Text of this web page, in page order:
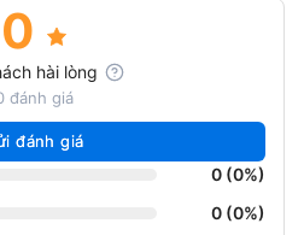
Super AMOLED kích thước 2.2
trải nghiệm hình ảnh sắc nét và
này giúp bạn dễ dàng xem các
dụng mà không cần phải dùng
trợ tần số quét 120Hz, cho phép
lag​​.
0
hài lòng
đánh giá
đánh giá
0 (0%)
0 (0%)